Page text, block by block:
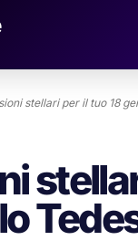
stellari per il tuo 18